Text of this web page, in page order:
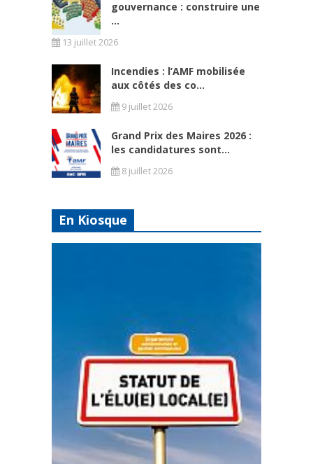
gouvernance : construire une
...
13 juillet 2026
Incendies : l’AMF mobilisée
aux côtés des co...
9 juillet 2026
Grand Prix des Maires 2026 :
les candidatures sont...
8 juillet 2026
En Kiosque